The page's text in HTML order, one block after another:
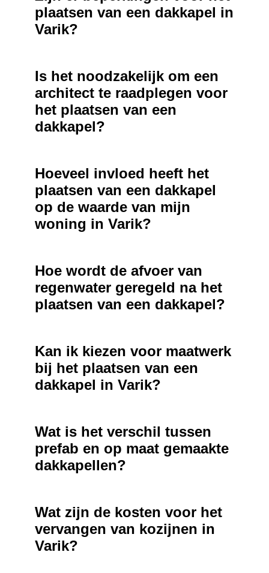
plaatsen van een dakkapel in
Varik?
Is het noodzakelijk om een
architect te raadplegen voor
het plaatsen van een
dakkapel?
Hoeveel invloed heeft het
plaatsen van een dakkapel
op de waarde van mijn
woning in Varik?
Hoe wordt de afvoer van
regenwater geregeld na het
plaatsen van een dakkapel?
Kan ik kiezen voor maatwerk
bij het plaatsen van een
dakkapel in Varik?
Wat is het verschil tussen
prefab en op maat gemaakte
dakkapellen?
Wat zijn de kosten voor het
vervangen van kozijnen in
Varik?